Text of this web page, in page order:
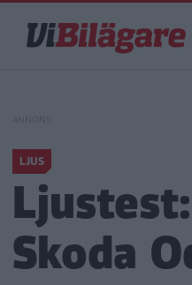
huvudinnehåll
LJUS
Skoda